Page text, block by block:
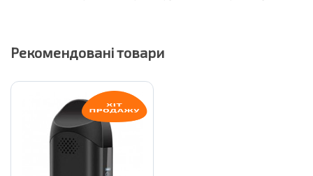
Рекомендовані товари